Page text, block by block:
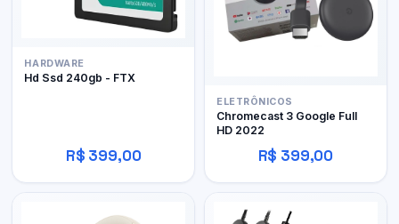
HARDWARE
Hd Ssd 240gb - FTX
R$ 399,00
ELETRÔNICOS
Chromecast 3 Google Full
HD 2022
R$ 399,00